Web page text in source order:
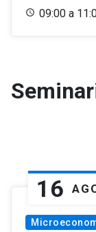
09:00 a
16